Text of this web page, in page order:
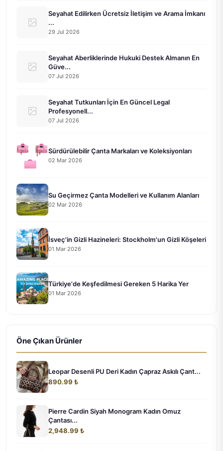
Seyahat Edilirken Ücretsiz İletişim ve Arama İmkanı
...
29 Jul 2026
Seyahat Aberliklerinde Hukuki Destek Almanın En
Güve...
07 Jul 2026
Seyahat Tutkunları İçin En Güncel Legal
Profesyonell...
07 Jul 2026
Sürdürülebilir Çanta Markaları ve Koleksiyonları
02 Mar 2026
Su Geçirmez Çanta Modelleri ve Kullanım Alanları
02 Mar 2026
İsveç'in Gizli Hazineleri: Stockholm'un Gizli Köşeleri
01 Mar 2026
Türkiye'de Keşfedilmesi Gereken 5 Harika Yer
01 Mar 2026
Öne Çıkan Ürünler
Leopar Desenli PU Deri Kadın Çapraz Askılı Çant...
890.99 ₺
Pierre Cardin Siyah Monogram Kadın Omuz
Çantası...
2,948.99 ₺